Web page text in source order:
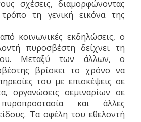
σχέσεις, διαμορφώνοντας
τη γενική εικόνα της
κοινωνικές εκδηλώσεις, ο
πυροσβέστη δείχνει τη
Μεταξύ των άλλων, ο
βρίσκει το χρόνο να
του με επισκέψεις σε
οργανώσεις σεμιναρίων σε
και άλλες
Τα οφέλη του εθελοντή